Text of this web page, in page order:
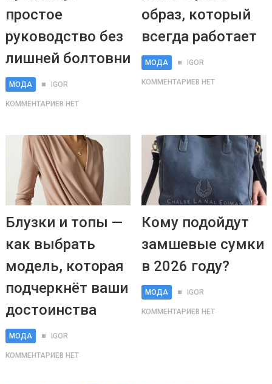
простое
руководство без
лишней болтовни
МОДА IGOR
КОММЕНТАРИЕВ НЕТ
образ, который
всегда работает
МОДА IGOR
КОММЕНТАРИЕВ НЕТ
Блузки и топы —
как выбрать
модель, которая
подчеркнёт ваши
достоинства
МОДА IGOR
КОММЕНТАРИЕВ НЕТ
Кому подойдут
замшевые сумки
в 2026 году?
МОДА IGOR
КОММЕНТАРИЕВ НЕТ